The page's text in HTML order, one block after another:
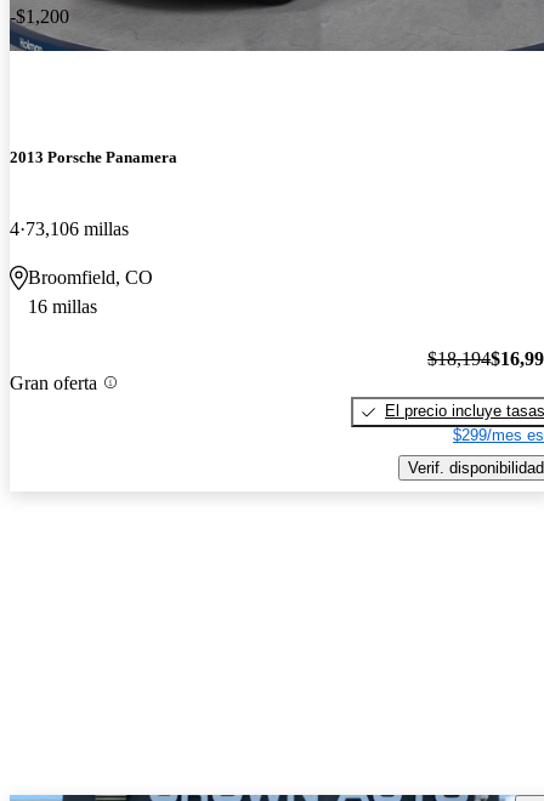
-$1,200
2013 Porsche Panamera
4 73,106 millas
Broomfield, CO
16 millas
Gran oferta
$18,194
El precio incluye tasas
$299/mes
Verif. disponibilidad